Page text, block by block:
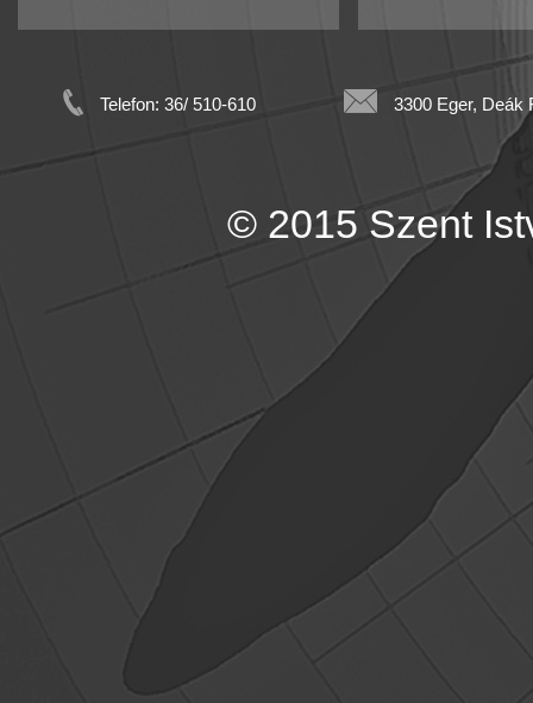
Telefon: 36/ 510-610 3300 Eger, Deák
© 2015 Szent